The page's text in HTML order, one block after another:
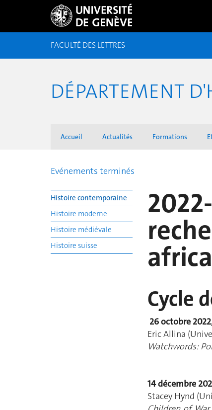
FACULTÉ DES LETTRES
DÉPARTEMENT
Accueil Actualités Formations
Evénements terminés
Histoire contemporaine
Histoire moderne
Histoire médiévale
Histoire suisse
Cycle
26 octobre
Eric Allina
Watchwords:
14 décembre
Stacey Hynd